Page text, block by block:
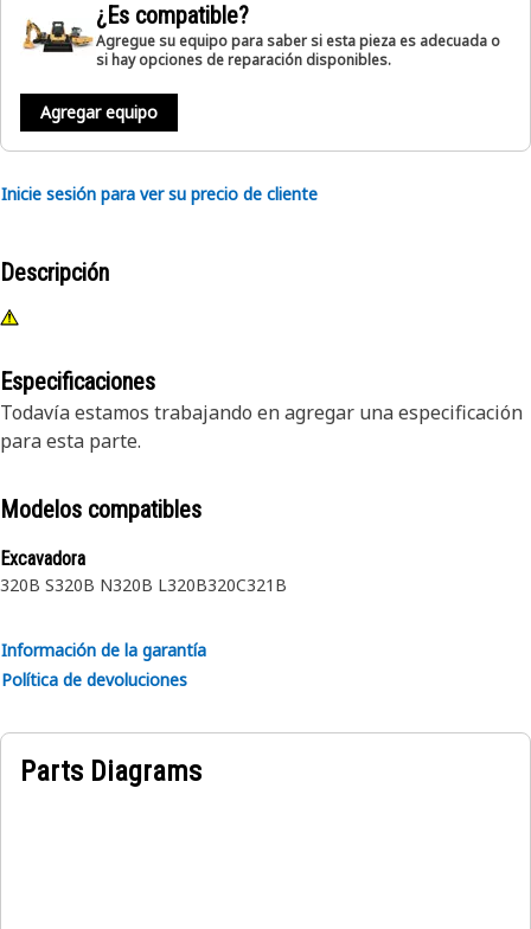
¿Es compatible?
Agregue su equipo para saber si esta pieza es adecuada o
si hay opciones de reparación disponibles.
Agregar equipo
Inicie sesión para ver su precio de cliente
Descripción
Especificaciones
Todavía estamos trabajando en agregar una especificación
para esta parte.
Modelos compatibles
Excavadora
320B S320B N320B L320B320C321B
Información de la garantía
Política de devoluciones
Parts Diagrams